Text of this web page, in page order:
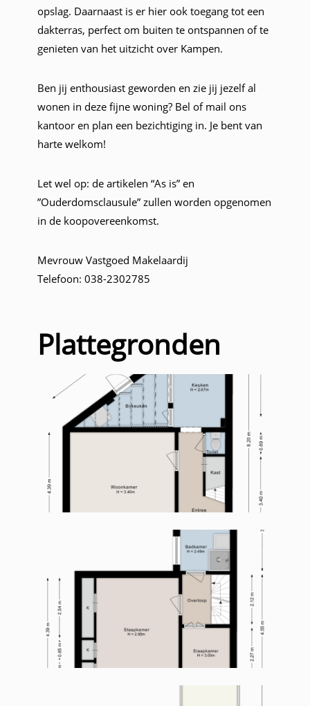
opslag. Daarnaast is er hier ook toegang tot een
dakterras, perfect om buiten te ontspannen of te
genieten van het uitzicht over Kampen.
Ben jij enthousiast geworden en zie jij jezelf al
wonen in deze fijne woning? Bel of mail ons
kantoor en plan een bezichtiging in. Je bent van
harte welkom!
Let wel op: de artikelen “As is” en
”Ouderdomsclausule” zullen worden opgenomen
in de koopovereenkomst.
Mevrouw Vastgoed Makelaardij
Telefoon: 038-2302785
Plattegronden